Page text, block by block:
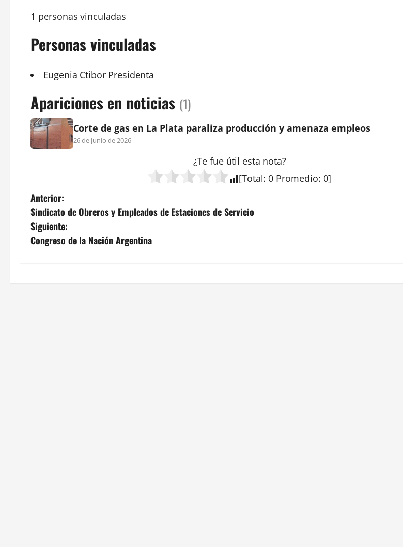
1 personas vinculadas
Personas vinculadas
Eugenia Ctibor Presidenta
Apariciones en noticias (1)
Corte de gas en La Plata paraliza producción y amenaza empleos
26 de junio de 2026
¿Te fue útil esta nota?
[Total: 0 Promedio: 0]
N
a
v
g
Anterior:
Sindicato de Obreros y Empleados de Estaciones de Servicio
Siguiente:
Congreso de la Nación Argentina